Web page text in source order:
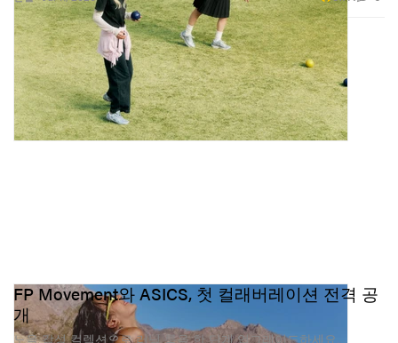
FP Movement와 ASICS, 첫 컬래버레이션 전격 공
개
노을 감성 컬렉션으로 러닝 룩을 한 단계 업그레이드하세요.